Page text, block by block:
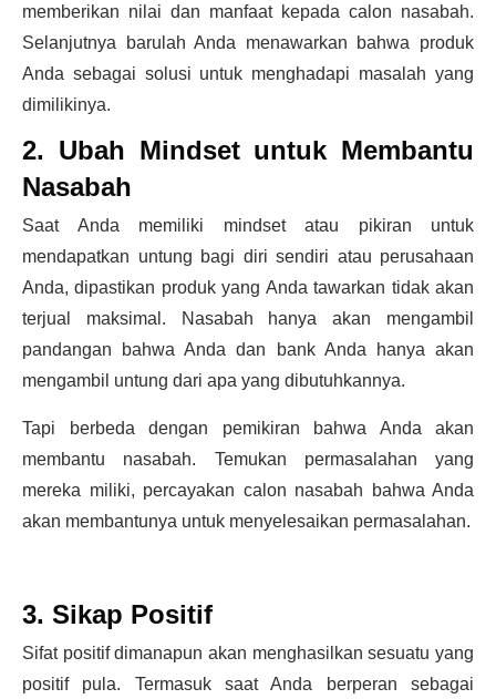
memberikan nilai dan manfaat kepada calon nasabah.
Selanjutnya barulah Anda menawarkan bahwa produk
Anda sebagai solusi untuk menghadapi masalah yang
dimilikinya.
2. Ubah Mindset untuk Membantu
Nasabah
Saat Anda memiliki mindset atau pikiran untuk
mendapatkan untung bagi diri sendiri atau perusahaan
Anda, dipastikan produk yang Anda tawarkan tidak akan
terjual maksimal. Nasabah hanya akan mengambil
pandangan bahwa Anda dan bank Anda hanya akan
mengambil untung dari apa yang dibutuhkannya.
Tapi berbeda dengan pemikiran bahwa Anda akan
membantu nasabah. Temukan permasalahan yang
mereka miliki, percayakan calon nasabah bahwa Anda
akan membantunya untuk menyelesaikan permasalahan.
3. Sikap Positif
Sifat positif dimanapun akan menghasilkan sesuatu yang
positif pula. Termasuk saat Anda berperan sebagai